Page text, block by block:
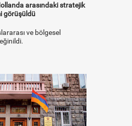
arasındaki stratejik
görüşüldü
ve bölgesel